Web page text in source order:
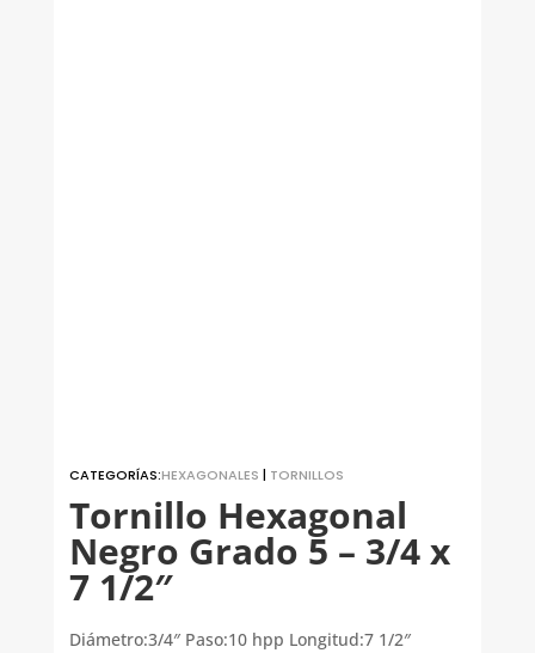
CATEGORÍAS:HEXAGONALES | TORNILLOS
Tornillo Hexagonal
Negro Grado 5 – 3/4 x
7 1/2″
Diámetro:3/4″ Paso:10 hpp Longitud:7 1/2″